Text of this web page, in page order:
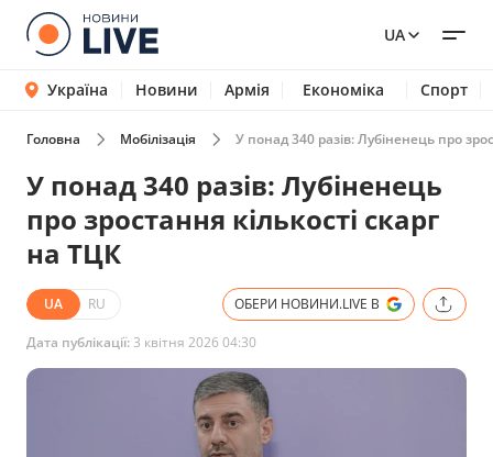
UA
Україна Новини Армія Економіка Спорт
Головна Мобілізація У понад 340 разів: Лубіненець про
У понад 340 разів: Лубіненець
про зростання кількості скарг
на ТЦК
UA RU ОБЕРИ НОВИНИ.LIVE В
Дата публікації: 3 квітня 2026 04:30